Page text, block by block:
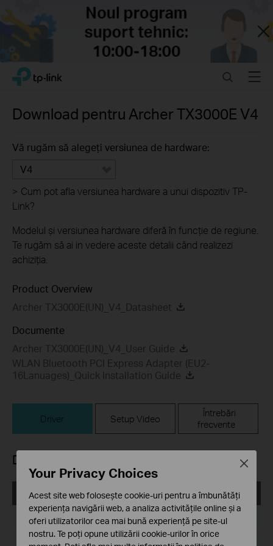
Close
Click
navigation
TP-Link, Reliably Smart SearchMenu
Download pentru Archer TX3000E V4
Vă rugăm să alegeți versiunea de hardware:
V4
> Cum pot afla versiunea hardware a unui dispozitiv TP-
Link?
Modelul și versiunea hardware diferă în funcție de regiune.
Te rugăm să ai in vedere aceste detalii când realizezi
achiziția.
Product Overview
Archer TX3000E(UN)_V4_Datasheet
Documente
Archer TX3000E(UN)_V4_User Guide
WLAN Bluetooth PCI Express Adapter (EU2-
16Lanuages)_Quick Installation Guide
Driver Setup Video
Întrebări
frecvente
Driver
Archer TX3000E_V4_00.034_240620_Win10_Win11
Data publicării:2024-11-04
Multi-language
Your Privacy Choices
Acest site web folosește cookie-uri pentru a îmbunătăți
experiența navigării web, a analiza activitățile online și a
oferi utilizatorilor cea mai bună experiență pe site-ul
nostru. Te poți opune utilizării cookie-urilor în orice
Close